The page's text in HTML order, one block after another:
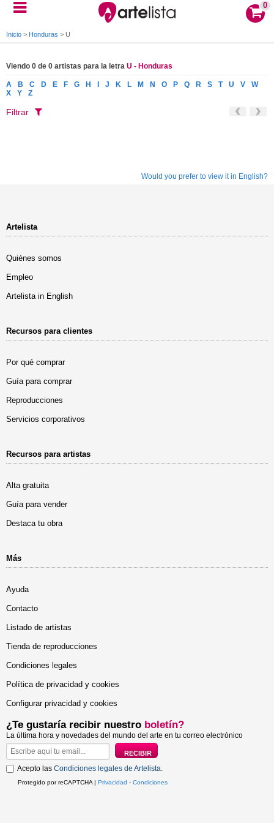
0
Inicio > Honduras > U
Viendo 0 de 0 artistas para la letra U - Honduras
A B C D E F G H J K L M N O P Q R S T U V
W
X
Y Z
Filtrar
Would you prefer to view it in English?
Artelista
Quiénes somos
Empleo
Artelista in English
Recursos para clientes
Por qué comprar
Guía para comprar
Reproducciones
Servicios corporativos
Recursos para artistas
Alta gratuita
Guía para vender
Destaca tu obra
Más
Ayuda
Contacto
Listado de artistas
Tienda de reproducciones
Condiciones legales
Política de privacidad y cookies
Configurar privacidad y cookies
¿Te gustaría recibir nuestro boletín?
La última hora y novedades del mundo del arte en tu correo electrónico
Acepto las Condiciones legales de Artelista.
Protegido por reCAPTCHA | Privacidad - Condiciones